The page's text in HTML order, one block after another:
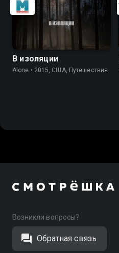
В изоляции
Alone • 2015, США, Путешествия
Возникли вопросы?
Обратная связь